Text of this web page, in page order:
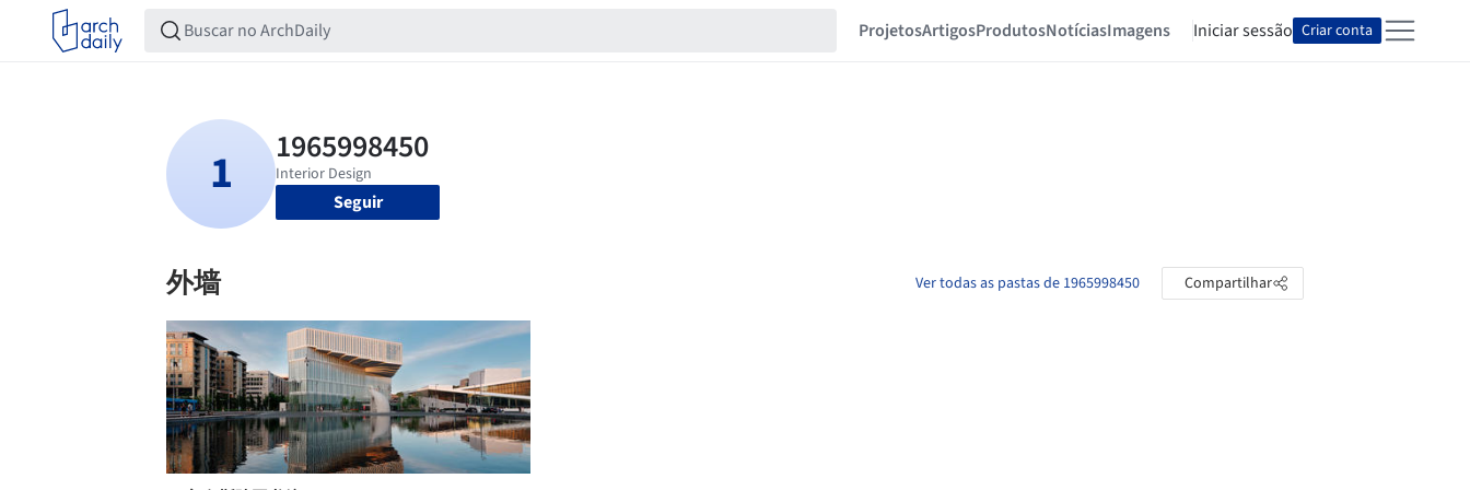
ProjetosArtigosProdutosNotíciasImagens Iniciar sessão Criar conta
Seguir
外墙 Ver todas as pastas de 1965998450 Compartilhar